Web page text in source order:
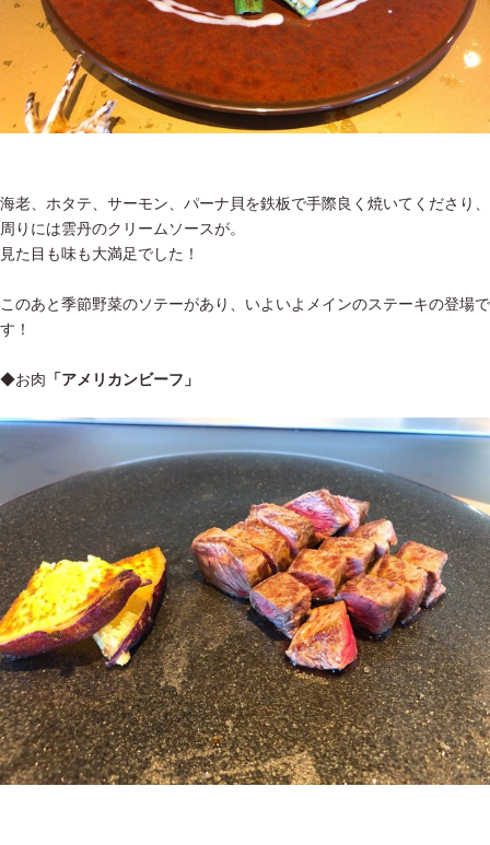
海老、ホタテ、サーモン、パーナ貝を鉄板で手際良く焼いてくださり、
周りには雲丹のクリームソースが。
見た目も味も大満足でした！
このあと季節野菜のソテーがあり、いよいよメインのステーキの登場で
す！
◆お肉 「アメリカンビーフ」